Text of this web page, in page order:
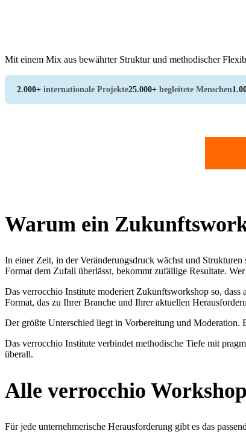
Mit einem Mix aus bewährter Struktur und methodischer
2.000+ internationale Projekte25.000+ begleitete Menschen
Warum ein
In einer Zeit, in der Veränderungsdruck wächst und
Format dem Zufall überlässt, bekommt zufällige Resultate.
Das verrocchio Institute moderiert Zukunftsworkshop so,
Format, das zu Ihrer Branche und Ihrer aktuellen
Der größte Unterschied liegt in Vorbereitung und
Das verrocchio Institute verbindet methodische Tiefe mit
überall.
Alle verrocchio
Für jede unternehmerische Herausforderung gibt es das